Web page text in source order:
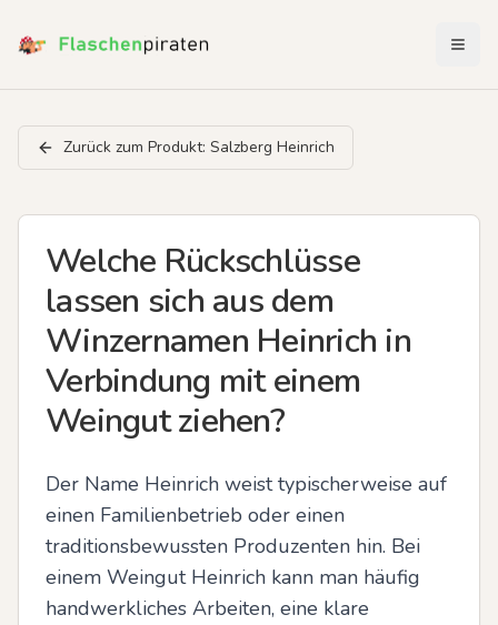
Zurück zum Produkt: Salzberg Heinrich
Welche Rückschlüsse
lassen sich aus dem
Winzernamen Heinrich in
Verbindung mit einem
Weingut ziehen?
Der Name Heinrich weist typischerweise auf
einen Familienbetrieb oder einen
traditionsbewussten Produzenten hin. Bei
einem Weingut Heinrich kann man häufig
handwerkliches Arbeiten, eine klare